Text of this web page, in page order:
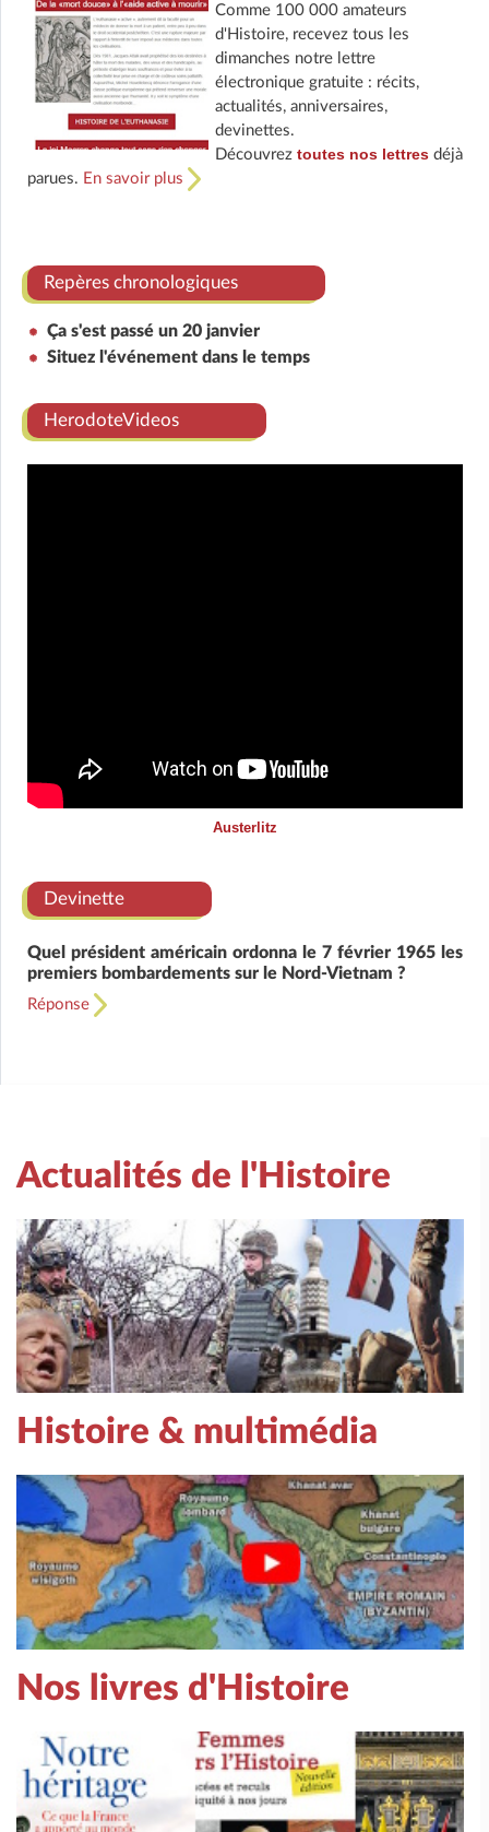
Comme 100 000 amateurs
d'Histoire, recevez tous les
dimanches notre lettre
électronique gratuite : récits,
actualités, anniversaires,
devinettes.
Découvrez toutes nos lettresdéjà
parues. En savoir plus
Repères chronologiques
Ça s'est passé un 20 janvier
Situez l'événement dans le temps
HerodoteVideos
Austerlitz
Devinette
Quel président américain ordonna le 7 février 1965 les
premiers bombardements sur le Nord-Vietnam ?
Réponse
Actualités de l'Histoire
Histoire & multimédia
Nos livres d'Histoire